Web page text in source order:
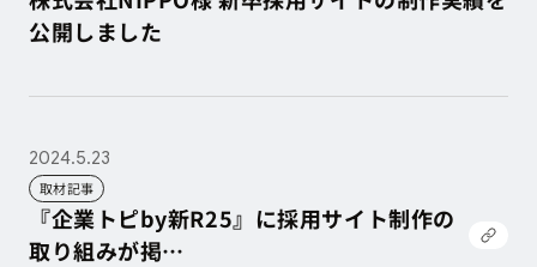
公開しました
公開しました
2024.5.23
取材記事
『企業トピby新R25』に採用サイト制作の
取り組みが掲